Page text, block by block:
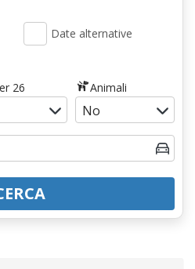
Date alternative
26 Animali